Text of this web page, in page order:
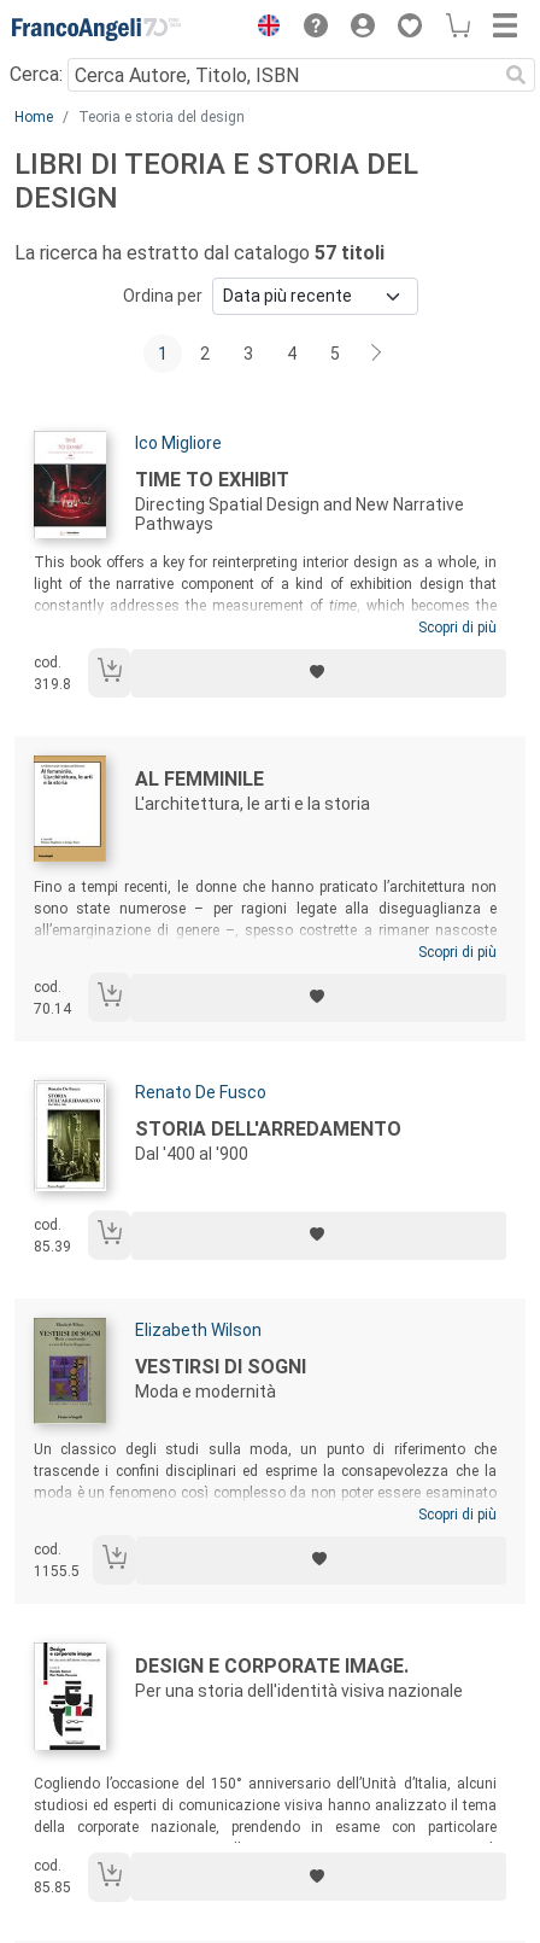
Menu
Cerca:
Main content
Home Teoria e storia del design
LIBRI DI TEORIA E STORIA DEL
DESIGN
La ricerca ha estratto dal catalogo 57 titoli
Ordina per
1 2 3 4 5
Autori:
Ico Migliore
Titolo:
TIME TO EXHIBIT
Directing Spatial Design and New Narrative
Pathways
Sommario:
This book offers a key for reinterpreting interior design as a whole, in
light of the narrative component of a kind of exhibition design that
constantly addresses the measurement of time, which becomes the
founding variable to be dealt with on the level of a project. Commenting
sceneries, arising as an
from the perspective of the reflection
on the role and the developments of this interior design branch.
Scopri di più
cod.
319.8
Autori:
Titolo:
AL FEMMINILE
L'architettura, le arti e la storia
Sommario:
Fino a tempi recenti, le donne che hanno praticato l’architettura non
sono state numerose – per ragioni legate alla diseguaglianza e
all’emarginazione di genere –, spesso costrette a rimaner nascoste
dietro a figure maschili, ritenute più rassicuranti. Ciò non significa che
raccontarne le storie, offrendo una panoramica su figure, ruoli ed
episodi in un ampio arco geografico e temporale, dalle “mastre
Scopri di più
cod.
70.14
Autori:
Renato De Fusco
Titolo:
STORIA DELL'ARREDAMENTO
Dal '400 al '900
cod.
85.39
Autori:
Elizabeth Wilson
Titolo:
VESTIRSI DI SOGNI
Moda e modernità
Sommario:
Un classico degli studi sulla moda, un punto di riferimento che
trascende i confini disciplinari ed esprime la consapevolezza che la
moda è un fenomeno così complesso da non poter essere esaminato
in un’unica prospettiva. Uno sguardo sulla moda a tutto tondo: dai
richiami artistici all’indagine dei legami tra la moda e alcune categorie
classiche della sociologia come il genere, l’identità e la classe sociale.
Scopri di più
cod.
1155.5
Autori:
Titolo:
DESIGN E CORPORATE IMAGE.
Per una storia dell'identità visiva nazionale
Sommario:
Cogliendo l’occasione del 150° anniversario dell’Unità d’Italia, alcuni
studiosi ed esperti di comunicazione visiva hanno analizzato il tema
della corporate nazionale, prendendo in esame con particolare
valori iconografici, siano essi di origine popolare sia emanazione della
tradizione colta.
cod.
85.85